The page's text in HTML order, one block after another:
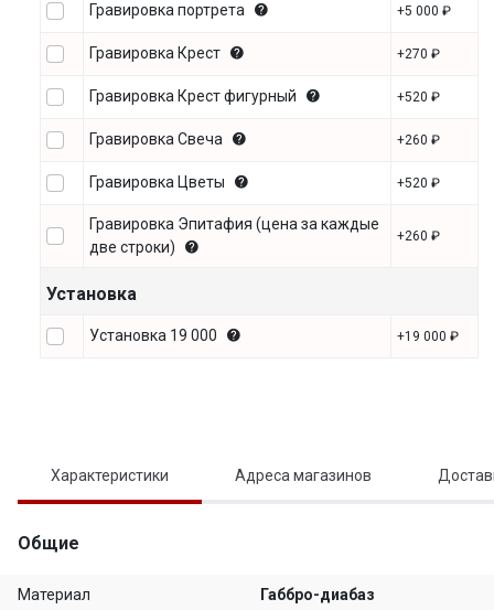
Гравировка портрета +5 000 ₽
Гравировка Крест +270 ₽
Гравировка Крест фигурный +520 ₽
Гравировка Свеча +260 ₽
Гравировка Цветы +520 ₽
Гравировка Эпитафия (цена за каждые
две строки)
+260 ₽
Установка
Установка 19 000 +19 000 ₽
Характеристики Адреса магазинов
Общие
Материал Габбро-диабаз